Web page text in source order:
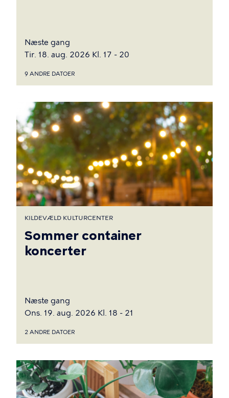
Næste gang
Tir. 18. aug. 2026 Kl. 17 - 20
9 ANDRE DATOER
KILDEVÆLD KULTURCENTER
Sommer container
koncerter
Næste gang
Ons. 19. aug. 2026 Kl. 18 - 21
2 ANDRE DATOER